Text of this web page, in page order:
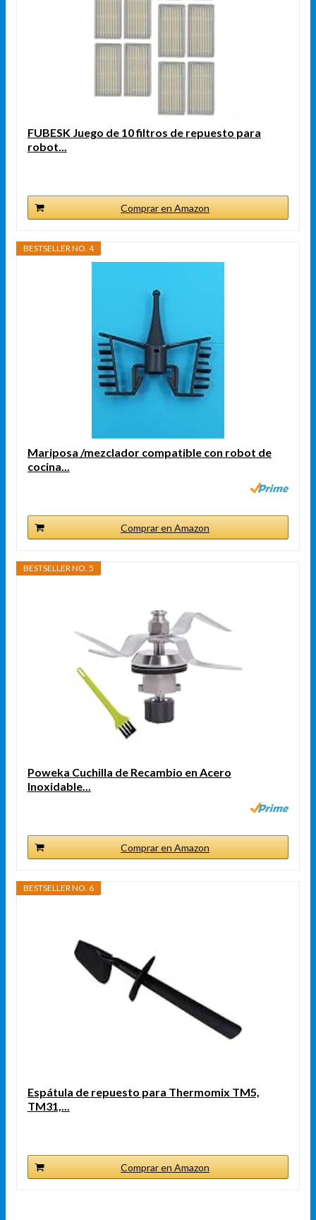
FUBESK Juego de 10 filtros de repuesto para
robot...
Comprar en Amazon
BESTSELLER NO. 4
Mariposa /mezclador compatible con robot de
cocina...
Comprar en Amazon
BESTSELLER NO. 5
Poweka Cuchilla de Recambio en Acero
Inoxidable...
Comprar en Amazon
BESTSELLER NO. 6
Espátula de repuesto para Thermomix TM5,
TM31,...
Comprar en Amazon